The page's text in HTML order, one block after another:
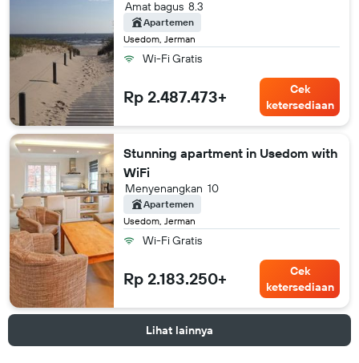
Usedom, Jerman
8.3
Amat bagus
Apartemen
Wi-Fi Gratis
Rp 2.487.473+
Cek
ketersediaan
Stunning apartment in Usedom with
WiFi
Usedom, Jerman
10
Menyenangkan
Apartemen
Wi-Fi Gratis
Rp 2.183.250+
Cek
ketersediaan
Lihat lainnya